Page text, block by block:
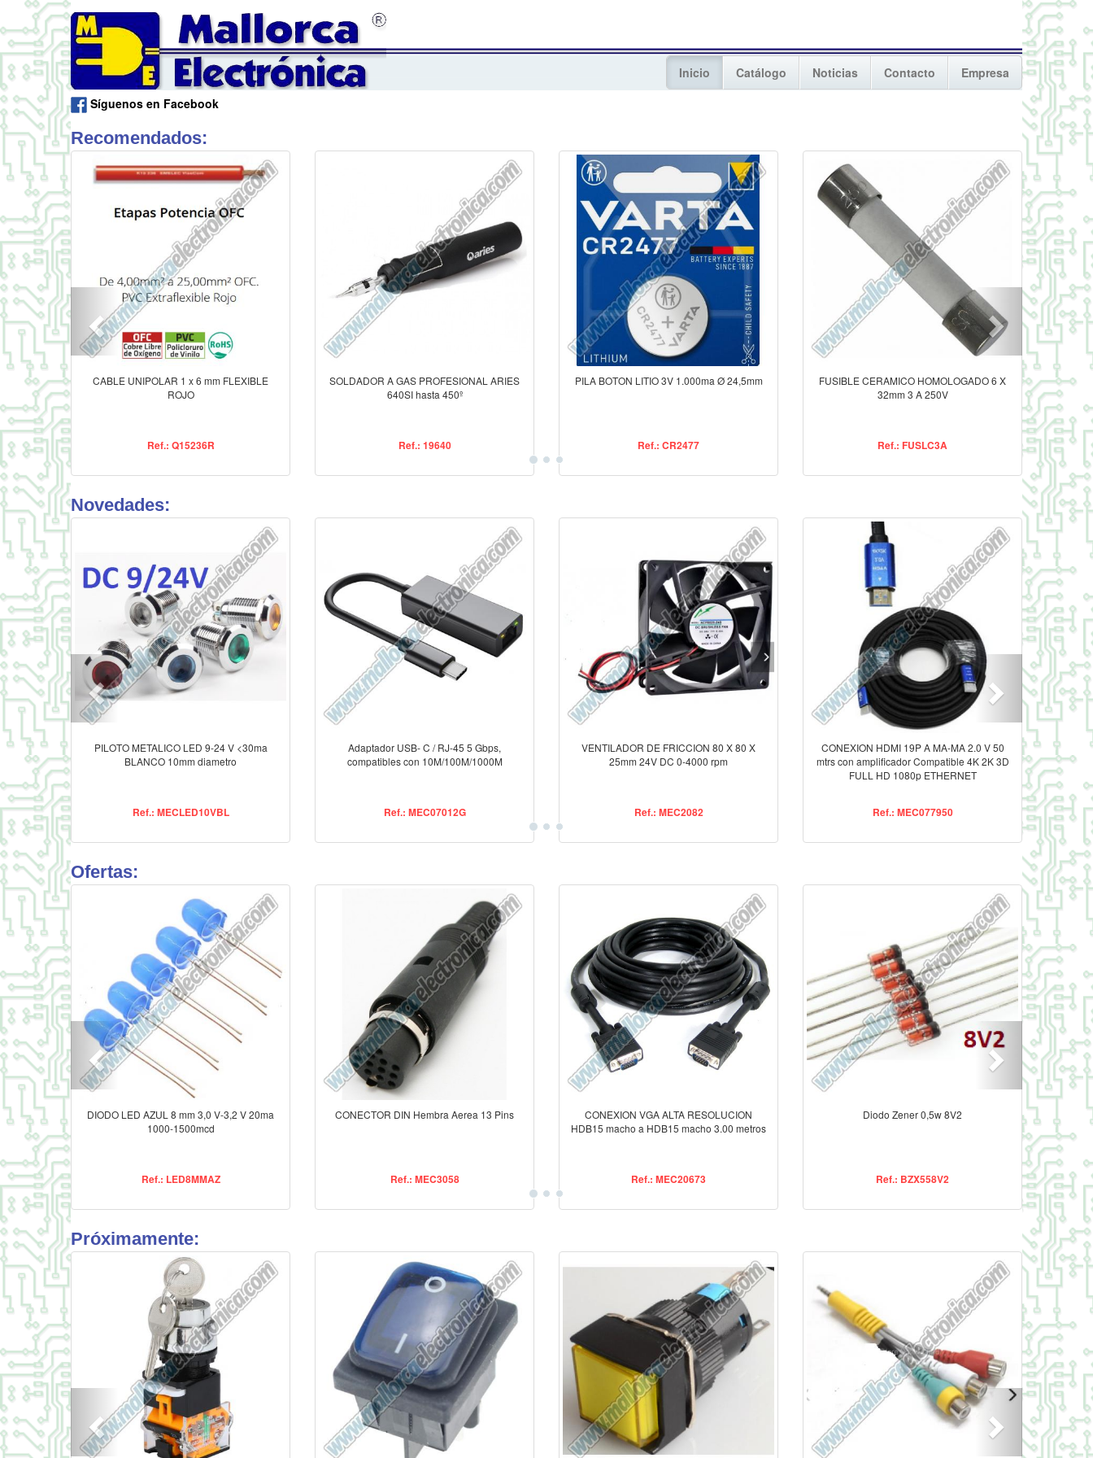
Inicio Catálogo Noticias Contacto
Empresa
Síguenos en Facebook
Recomendados:
CABLE UNIPOLAR 1 x 6 mm FLEXIBLE
ROJO
Ref.: Q15236R
SOLDADOR A GAS PROFESIONAL ARIES
640SI hasta 450º
Ref.: 19640
PILA BOTON LITIO 3V 1.000ma Ø 24,5mm
Ref.: CR2477
FUSIBLE CERAMICO HOMOLOGADO 6 X
32mm 3 A 250V
Ref.: FUSLC3A
Novedades:
PILOTO METALICO LED 9-24 V <30ma
BLANCO 10mm diametro
Ref.: MECLED10VBL
Adaptador USB- C / RJ-45 5 Gbps,
compatibles con 10M/100M/1000M
Ref.: MEC07012G
VENTILADOR DE FRICCION 80 X 80 X
25mm 24V DC 0-4000 rpm
Ref.: MEC2082
CONEXION HDMI 19P A MA-MA 2.0 V 50
mtrs con amplificador Compatible 4K 2K 3D
FULL HD 1080p ETHERNET
Ref.: MEC077950
Ofertas:
DIODO LED AZUL 8 mm 3,0 V-3,2 V 20ma
1000-1500mcd
Ref.: LED8MMAZ
CONECTOR DIN Hembra Aerea 13 Pins
Ref.: MEC3058
CONEXION VGA ALTA RESOLUCION
HDB15 macho a HDB15 macho 3.00 metros
Ref.: MEC20673
Diodo Zener 0,5w 8V2
Ref.: BZX558V2
Próximamente: